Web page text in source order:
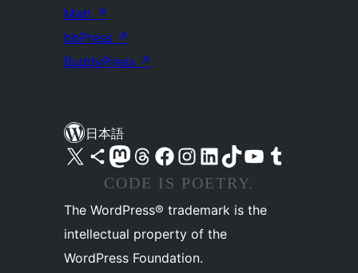
Matt ↗
bbPress ↗
BuddyPress ↗
日本語
X (旧 Twitter) アカウントへ Bluesky アカウントへ Mastodon アカウントへ Threads アカウントへ Facebook ページへ Instagram アカウントへ LinkedIn アカウントへTikTok アカウントへ YouTube チャンネルへ Tumblr アカウントへ
CODE IS POETRY.
The WordPress® trademark is the
intellectual property of the
WordPress Foundation.